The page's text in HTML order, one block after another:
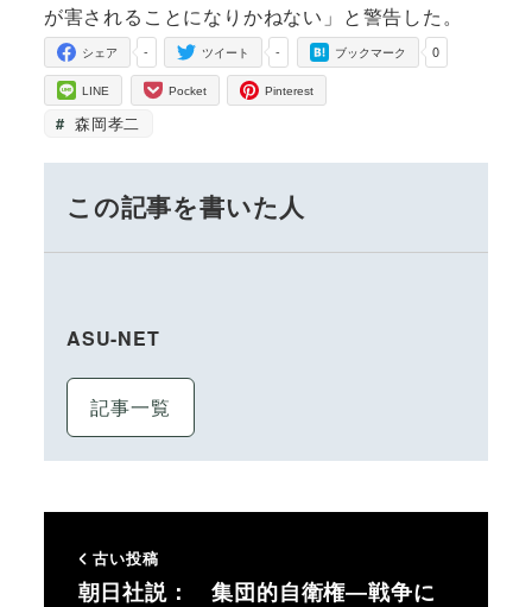
が害されることになりかねない」と警告した。
-
シェア -
ツイート 0
ブックマーク
LINE Pocket Pinterest
森岡孝二
この記事を書いた人
ASU-NET
記事一覧
古い投稿
朝日社説： 集団的自衛権―戦争に